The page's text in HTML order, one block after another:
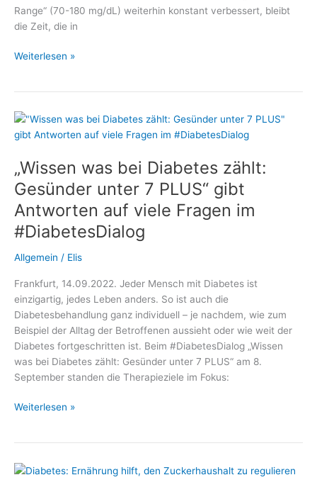
Range“ (70-180 mg/dL) weiterhin konstant verbessert, bleibt
die Zeit, die in
12
Erfolge
mit
AID:
Weiterlesen »
„Wissen was bei Diabetes zählt:
Gesünder unter 7 PLUS“ gibt
Antworten auf viele Fragen im
#DiabetesDialog
Allgemein / Elis
Frankfurt, 14.09.2022. Jeder Mensch mit Diabetes ist
einzigartig, jedes Leben anders. So ist auch die
Diabetesbehandlung ganz individuell – je nachdem, wie zum
Beispiel der Alltag der Betroffenen aussieht oder wie weit der
Diabetes fortgeschritten ist. Beim #DiabetesDialog „Wissen
was bei Diabetes zählt: Gesünder unter 7 PLUS“ am 8.
September standen die Therapieziele im Fokus:
„Wissen
zählt:
Weiterlesen »